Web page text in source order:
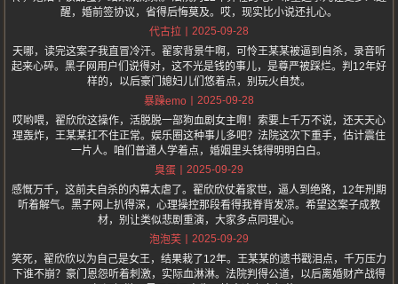
醒，婚前签协议，省得后悔莫及。哎，现实比小说还扎心。
代古拉
2025-09-28
天哪，读完这案子我直冒冷汗。翟家背景牛啊，可怜王某某被逼到自杀，录音听
起来心碎。黑子网用户们说得对，这不光是钱的事儿，是尊严被踩烂。判12年好
样的，以后豪门媳妇儿们悠着点，别玩火自焚。
暴躁emo
2025-09-28
哎哟喂，翟欣欣这操作，活脱脱一部狗血剧女主啊！索要上千万不说，还天天心
理轰炸，王某某扛不住正常。娱乐圈这种事儿多吧？法院这次下重手，估计震住
一片人。咱们普通人学着点，婚姻里头钱得明明白白。
臭蛋
2025-09-29
感慨万千，这前夫自杀的内幕太虐了。翟欣欣仗着家世，逼人到绝路，12年刑期
听着解气。黑子网上扒得深，心理操控那段看得我脊背发凉。希望这案子成教
材，别让类似悲剧重演，大家多点同理心。
泡泡芙
2025-09-29
笑死，翟欣欣以为自己是女王，结果栽了12年。王某某的遗书戳泪点，千万压力
下谁不崩？豪门恩怨听着刺激，实际血淋淋。法院判得公道，以后离婚财产战得